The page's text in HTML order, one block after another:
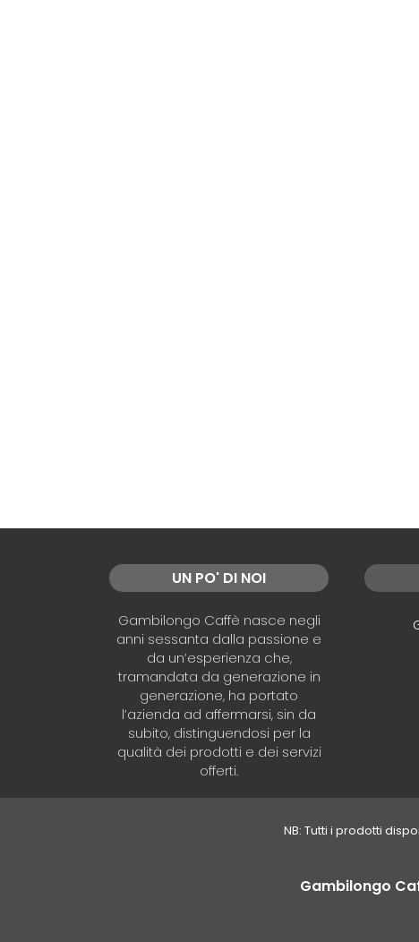
UN PO' DI NOI
Gambilongo Caffè nasce negli
anni sessanta dalla passione e
da un’esperienza che,
tramandata da generazione in
generazione, ha portato
l’azienda ad affermarsi, sin da
subito, distinguendosi per la
qualità dei prodotti e dei servizi
offerti.
NB: Tutti i prodotti
Gambilongo